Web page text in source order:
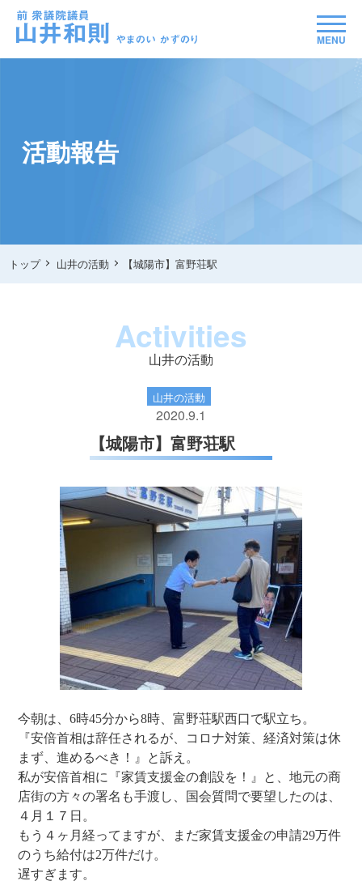
MENU
活動報告
トップ 山井の活動 【城陽市】富野荘駅
Activities
山井の活動
山井の活動
2020.9.1
【城陽市】富野荘駅
今朝は、6時45分から8時、富野荘駅西口で駅立ち。
『安倍首相は辞任されるが、コロナ対策、経済対策は休
まず、進めるべき！』と訴え。
私が安倍首相に『家賃支援金の創設を！』と、地元の商
店街の方々の署名も手渡し、国会質問で要望したのは、
４月１７日。
もう４ヶ月経ってますが、まだ家賃支援金の申請29万件
のうち給付は2万件だけ。
遅すぎます。